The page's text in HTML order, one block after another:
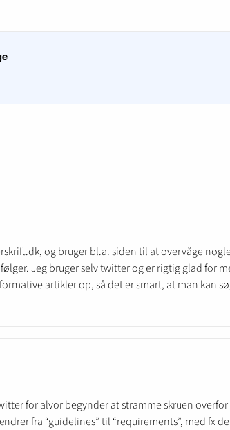
og bruger bl.a. siden til at overvåge
Jeg bruger selv twitter og er rigtig glad for
artikler op, så det er smart, at man kan
for alvor begynder at stramme skruen
fra “guidelines” til “requirements”, med fx